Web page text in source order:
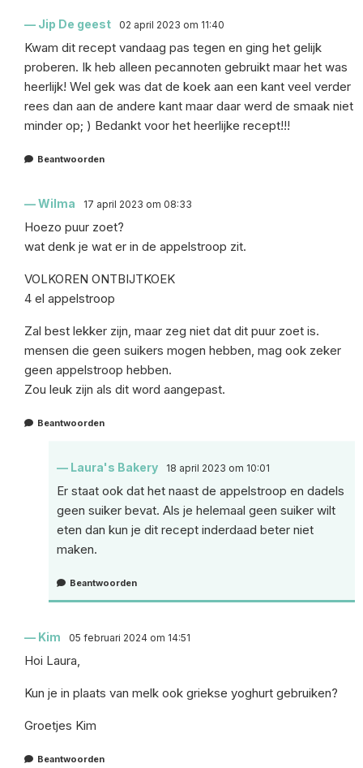
Jip De geest 02 april 2023 om 11:40
Kwam dit recept vandaag pas tegen en ging het gelijk
proberen. Ik heb alleen pecannoten gebruikt maar het was
heerlijk! Wel gek was dat de koek aan een kant veel verder
rees dan aan de andere kant maar daar werd de smaak niet
minder op; ) Bedankt voor het heerlijke recept!!!
Beantwoorden
Wilma 17 april 2023 om 08:33
Hoezo puur zoet?
wat denk je wat er in de appelstroop zit.
VOLKOREN ONTBIJTKOEK
4 el appelstroop
Zal best lekker zijn, maar zeg niet dat dit puur zoet is.
mensen die geen suikers mogen hebben, mag ook zeker
geen appelstroop hebben.
Zou leuk zijn als dit word aangepast.
Beantwoorden
Laura's Bakery 18 april 2023 om 10:01
Er staat ook dat het naast de appelstroop en dadels
geen suiker bevat. Als je helemaal geen suiker wilt
eten dan kun je dit recept inderdaad beter niet
maken.
Beantwoorden
Kim 05 februari 2024 om 14:51
Hoi Laura,
Kun je in plaats van melk ook griekse yoghurt gebruiken?
Groetjes Kim
Beantwoorden